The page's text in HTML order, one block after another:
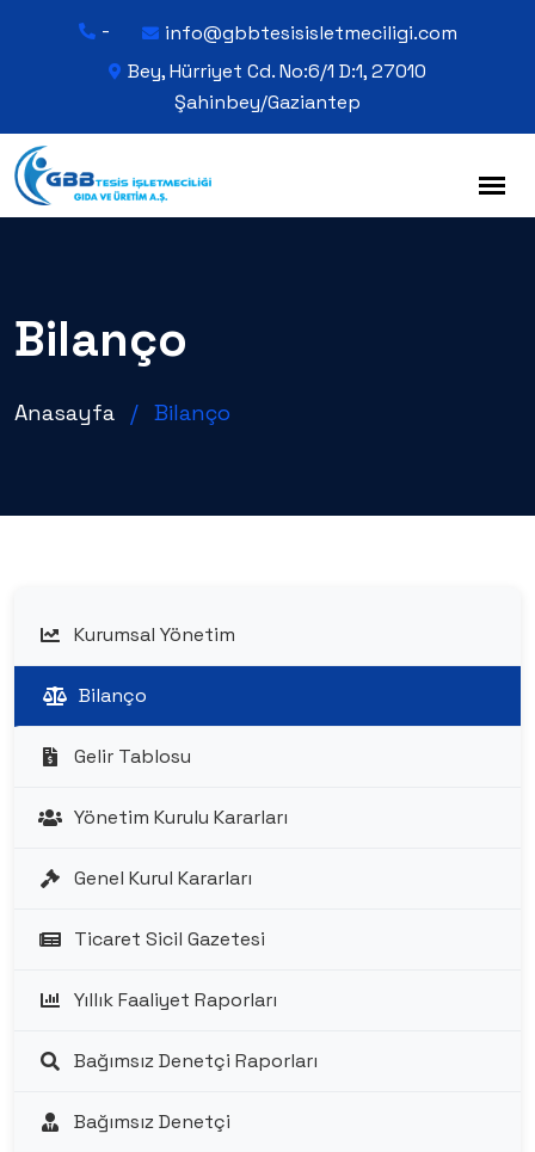
-
info@gbbtesisisletmeciligi.com
Bey, Hürriyet Cd. No:6/1 D:1, 27010
Şahinbey/Gaziantep
Bilanço
Anasayfa / Bilanço
Kurumsal Yönetim
Bilanço
Gelir Tablosu
Yönetim Kurulu Kararları
Genel Kurul Kararları
Ticaret Sicil Gazetesi
Yıllık Faaliyet Raporları
Bağımsız Denetçi Raporları
Bağımsız Denetçi